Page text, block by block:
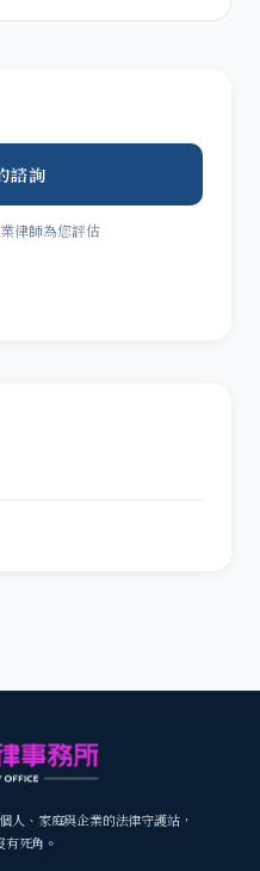
諮詢
律師為您評估
人、家庭與企業的法律守護站，
死角。